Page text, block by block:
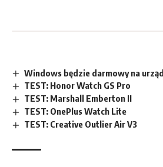
Windows będzie darmowy na
TEST: Honor Watch GS Pro
TEST: Marshall Emberton II
TEST: OnePlus Watch Lite
TEST: Creative Outlier Air V3